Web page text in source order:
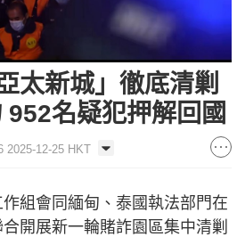
太新城」徹底清剿
名疑犯押解回國
2025-12-25 HKT
組會同緬甸、泰國執法部門在
開展新一輪賭詐園區集中清剿